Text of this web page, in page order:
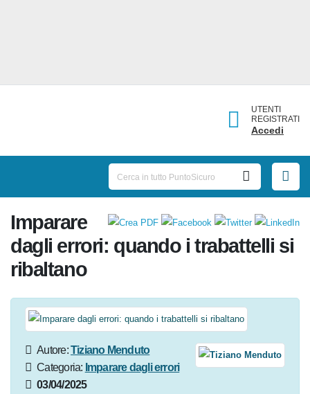
UTENTI
REGISTRATI
Accedi
Imparare
dagli errori: quando i trabattelli
si ribaltano
Autore:Tiziano Menduto
Categoria:Imparare dagli
errori